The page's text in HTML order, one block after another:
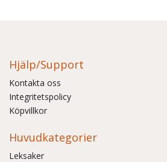
Hjälp/Support
Kontakta oss
Integritetspolicy
Köpvillkor
Huvudkategorier
Leksaker